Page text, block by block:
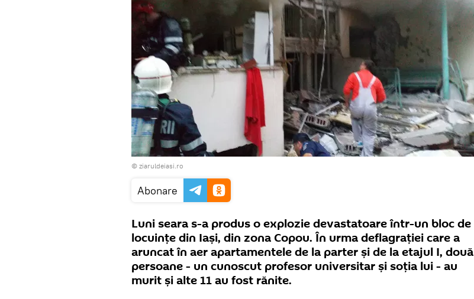
© ziaruldeiasi.ro
Abonare
Luni seara s-a produs o explozie devastatoare într-un bloc de
locuințe din Iași, din zona Copou. În urma deflagrației care a
aruncat în aer apartamentele de la parter și de la etajul I, două
persoane - un cunoscut profesor universitar și soția lui - au
murit și alte 11 au fost rănite.